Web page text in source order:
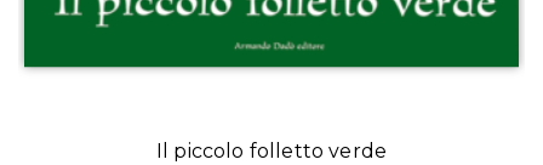
Il piccolo folletto verde